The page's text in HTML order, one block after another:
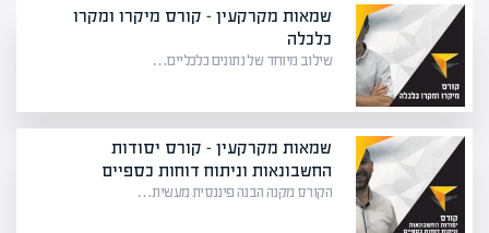
שמאות מקרקעין – קורס מיקרו ומקרו
כלכלה
שילוב מיוחד של נתונים כלכליים…
שמאות מקרקעין – קורס יסודות
החשבונאות וניתוח דוחות כספיים
הקורס מקנה הבנה פיננסית מעשית…